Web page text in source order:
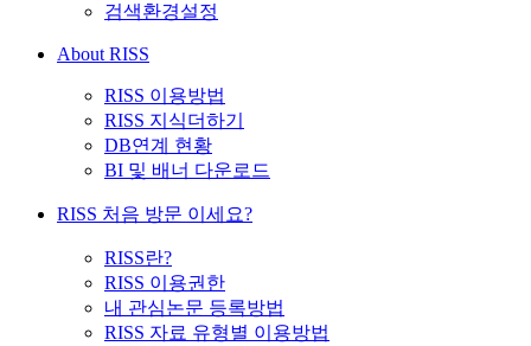
검색환경설정
About RISS
RISS 이용방법
RISS 지식더하기
DB연계 현황
BI 및 배너 다운로드
RISS 처음 방문 이세요?
RISS란?
RISS 이용권한
내 관심논문 등록방법
RISS 자료 유형별 이용방법